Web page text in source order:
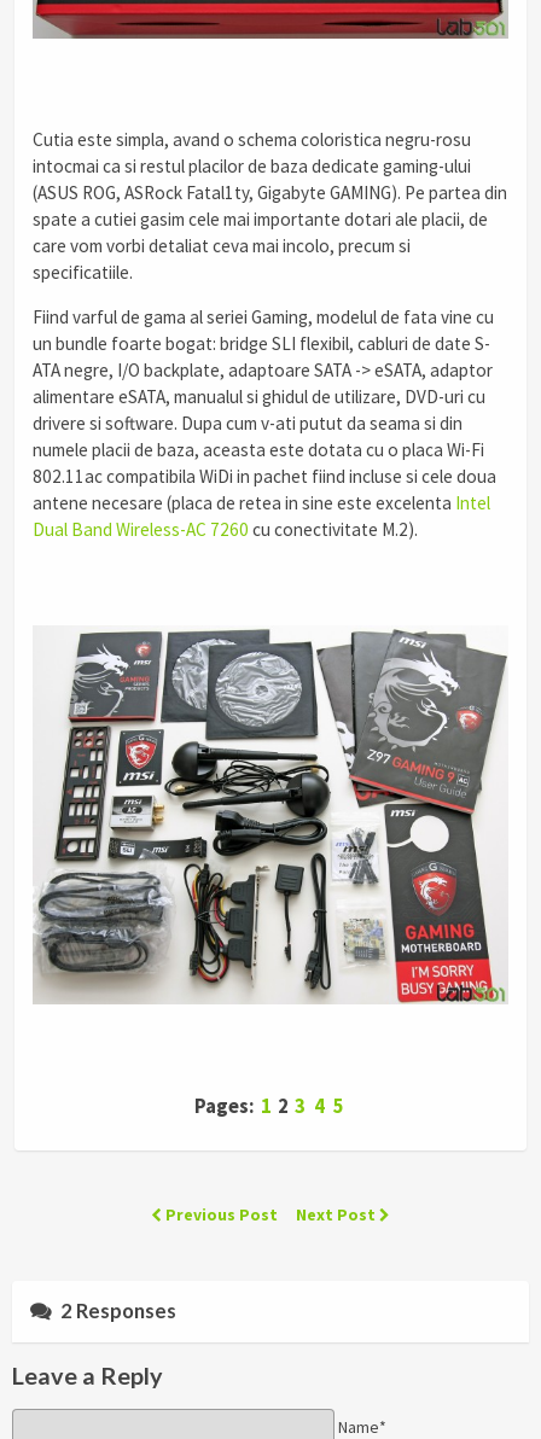
Cutia este simpla, avand o schema coloristica negru-rosu
intocmai ca si restul placilor de baza dedicate gaming-ului
(ASUS ROG, ASRock Fatal1ty, Gigabyte GAMING). Pe partea din
spate a cutiei gasim cele mai importante dotari ale placii, de
care vom vorbi detaliat ceva mai incolo, precum si
specificatiile.
Fiind varful de gama al seriei Gaming, modelul de fata vine cu
un bundle foarte bogat: bridge SLI flexibil, cabluri de date S-
ATA negre, I/O backplate, adaptoare SATA -> eSATA, adaptor
alimentare eSATA, manualul si ghidul de utilizare, DVD-uri cu
drivere si software. Dupa cum v-ati putut da seama si din
numele placii de baza, aceasta este dotata cu o placa Wi-Fi
802.11ac compatibila WiDi in pachet fiind incluse si cele doua
antene necesare (placa de retea in sine este excelenta Intel
Dual Band Wireless-AC 7260 cu conectivitate M.2).
Pages: 1 2 3 4 5
Previous Post Next Post
2 Responses
Leave a Reply
Name*